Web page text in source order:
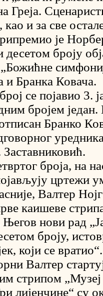
Греја.
као и за све
је
броју
„Божићне
и Бранка Ковача.
се појавио 3.
бројем
Бранко
броја, на
цртежи
Валтер
каишеве
Његов нови рад
броју,
који се
Валтер
стрипом
лијенчине“ су